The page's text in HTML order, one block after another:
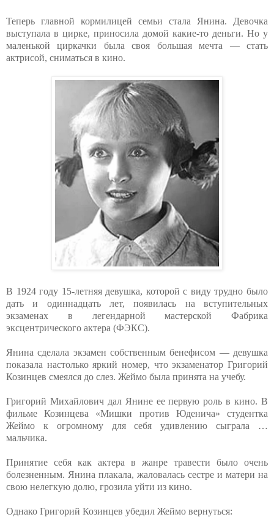
Теперь главной кормилицей семьи стала Янина. Девочка
выступала в цирке, приносила домой какие-то деньги. Но у
маленькой циркачки была своя большая мечта — стать
актрисой, сниматься в кино.
В 1924 году 15-летняя девушка, которой с виду трудно было
дать и одиннадцать лет, появилась на вступительных
экзаменах в легендарной мастерской Фабрика
эксцентрического актера (ФЭКС).
Янина сделала экзамен собственным бенефисом — девушка
показала настолько яркий номер, что экзаменатор Григорий
Козинцев смеялся до слез. Жеймо была принята на учебу.
Григорий Михайлович дал Янине ее первую роль в кино. В
фильме Козинцева «Мишки против Юденича» студентка
Жеймо к огромному для себя удивлению сыграла …
мальчика.
Принятие себя как актера в жанре травести было очень
болезненным. Янина плакала, жаловалась сестре и матери на
свою нелегкую долю, грозила уйти из кино.
Однако Григорий Козинцев убедил Жеймо вернуться: